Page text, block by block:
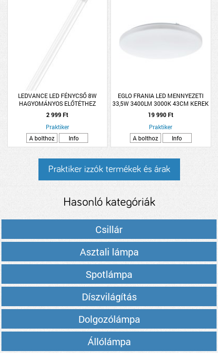
LEDVANCE LED FÉNYCSŐ 8W
HAGYOMÁNYOS ELŐTÉTHEZ
2 999 Ft
Praktiker
A bolthoz
Info
EGLO FRANIA LED MENNYEZETI
33,5W 3400LM 3000K 43CM KEREK
19 990 Ft
Praktiker
A bolthoz
Info
Praktiker izzók termékek és árak
Hasonló kategóriák
Csillár
Asztali lámpa
Spotlámpa
Díszvilágítás
Dolgozólámpa
Állólámpa